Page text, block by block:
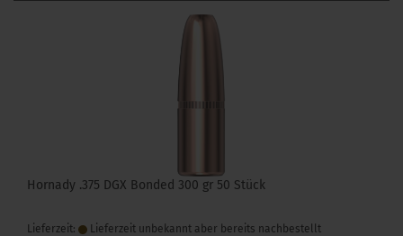
Hornady .375 DGX Bonded 300 gr 50 Stück
Lieferzeit: Lieferzeit unbekannt aber bereits nachbestellt